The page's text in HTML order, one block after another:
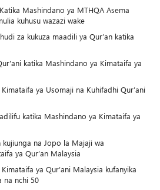
Mashindano ya MTHQA Asema
kuhusu wazazi wake
za kukuza maadili ya Qur’an katika
katika Mashindano ya Kimataifa ya
ya Usomaji na Kuhifadhi Qur’ani
katika Mashindano ya Kimataifa ya
na Jopo la Majaji wa
ya Qur’an Malaysia
ya Qur’ani Malaysia kufanyika
na nchi 50